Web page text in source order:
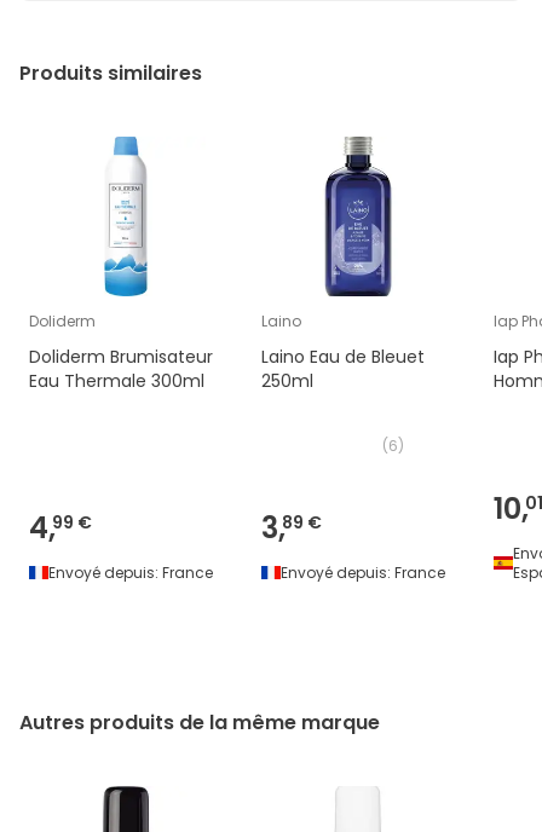
Produits similaires
Doliderm
Doliderm Brumisateur
Eau Thermale 300ml
4,99 €
Envoyé depuis: France
Laino
Laino Eau de Bleuet
250ml
(6)
3,89 €
Envoyé depuis: France
Iap
Iap
10,
Autres produits de la même marque